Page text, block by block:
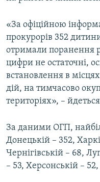
Усі сайти RFE/RL
«За офіційною
прокурорів 352
отримали поранення
цифри не остаточні,
встановлення в
дій, на тимчасово
територіях», –
За даними ОГП,
Донецькій – 352,
Чернігівській – 68,
– 53, Херсонській –